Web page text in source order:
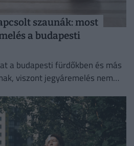
szaunák: most
a budapesti
a budapesti fürdőkben és más
viszont jegyáremelés nem